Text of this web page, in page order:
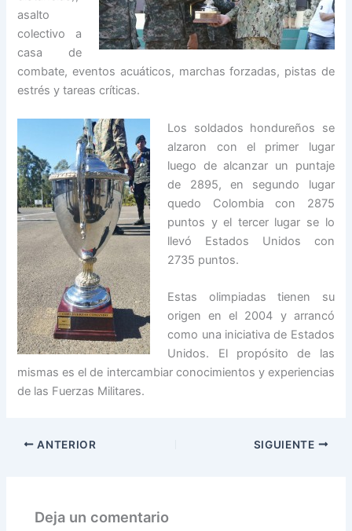
asalto
colectivo a
casa de
combate, eventos acuáticos, marchas forzadas, pistas de
estrés y tareas críticas.
Los soldados hondureños se
alzaron con el primer lugar
luego de alcanzar un puntaje
de 2895, en segundo lugar
quedo Colombia con 2875
puntos y el tercer lugar se lo
llevó Estados Unidos con
2735 puntos.
Estas olimpiadas tienen su
origen en el 2004 y arrancó
como una iniciativa de Estados
Unidos. El propósito de las
mismas es el de intercambiar conocimientos y experiencias
de las Fuerzas Militares.
ANTERIOR SIGUIENTE
Deja un comentario